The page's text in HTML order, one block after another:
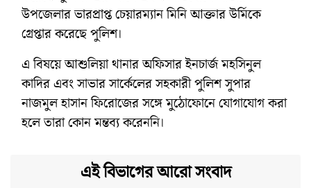
উপজেলার ভারপ্রাপ্ত চেয়ারম্যান মিনি আক্তার উর্মিকে
গ্রেপ্তার করেছে পুলিশ।
এ বিষয়ে আশুলিয়া থানার অফিসার ইনচার্জ মহসিনুল
কাদির এবং সাভার সার্কেলের সহকারী পুলিশ সুপার
নাজমুল হাসান ফিরোজের সঙ্গে মুঠোফোনে যোগাযোগ করা
হলে তারা কোন মন্তব্য করেননি।
এই বিভাগের আরো সংবাদ